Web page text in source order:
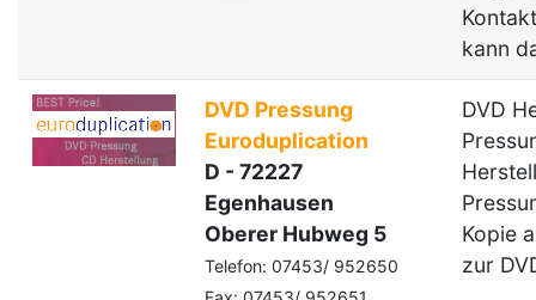
kann
DVD Pressung
Euroduplication
D - 72227
Egenhausen
Oberer Hubweg 5
Telefon: 07453/ 952650
DVD
Kopie
zur